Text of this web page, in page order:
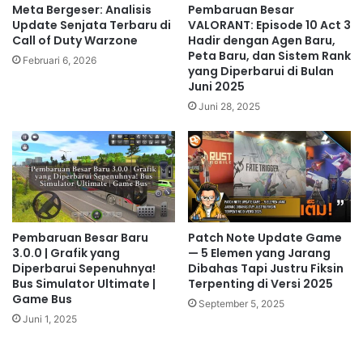
Meta Bergeser: Analisis
Update Senjata Terbaru di
Call of Duty Warzone
Februari 6, 2026
Pembaruan Besar
VALORANT: Episode 10 Act 3
Hadir dengan Agen Baru,
Peta Baru, dan Sistem Rank
yang Diperbarui di Bulan
Juni 2025
Juni 28, 2025
Pembaruan Besar Baru
3.0.0 | Grafik yang
Diperbarui Sepenuhnya!
Bus Simulator Ultimate |
Game Bus
Juni 1, 2025
Patch Note Update Game
— 5 Elemen yang Jarang
Dibahas Tapi Justru Fiksin
Terpenting di Versi 2025
September 5, 2025